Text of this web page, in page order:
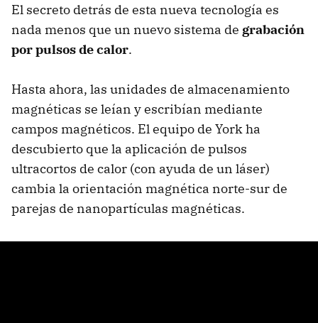
El secreto detrás de esta nueva tecnología es
nada menos que un nuevo sistema de grabación
por pulsos de calor.
Hasta ahora, las unidades de almacenamiento
magnéticas se leían y escribían mediante
campos magnéticos. El equipo de York ha
descubierto que la aplicación de pulsos
ultracortos de calor (con ayuda de un láser)
cambia la orientación magnética norte-sur de
parejas de nanopartículas magnéticas.